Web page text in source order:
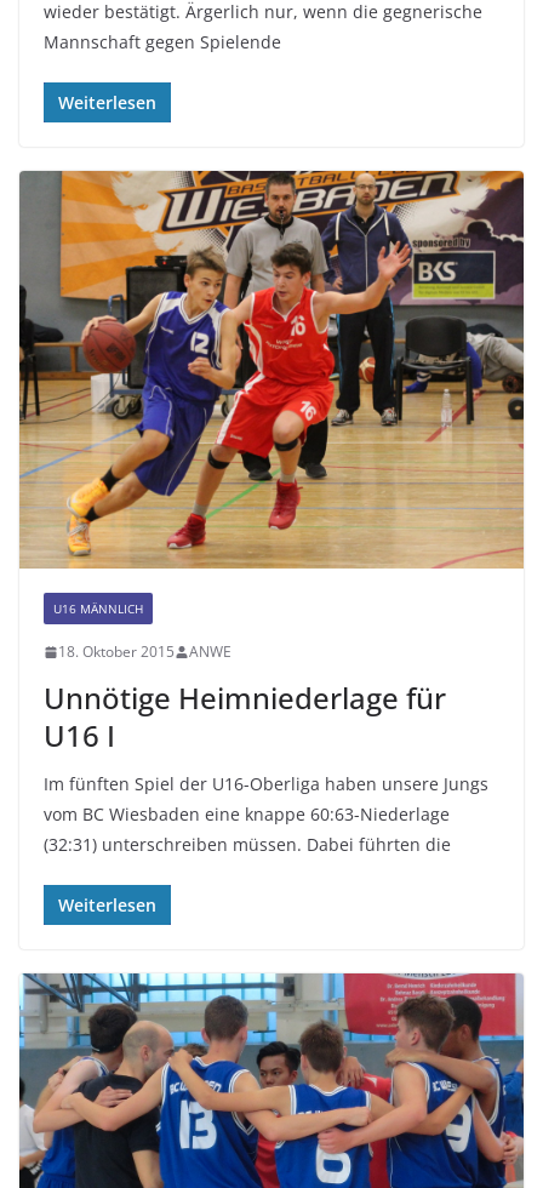
wieder bestätigt. Ärgerlich nur, wenn die gegnerische
Mannschaft gegen Spielende
Weiterlesen
U16 MÄNNLICH
18. Oktober 2015 ANWE
Unnötige Heimniederlage für
U16 I
Im fünften Spiel der U16-Oberliga haben unsere Jungs
vom BC Wiesbaden eine knappe 60:63-Niederlage
(32:31) unterschreiben müssen. Dabei führten die
Weiterlesen